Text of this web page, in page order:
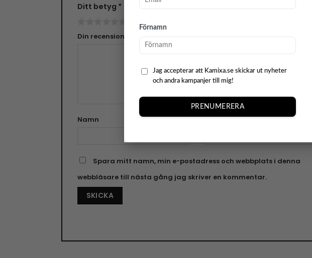
Förnamn
Jag accepterar att Kamixa.se skickar ut nyheter
och andra kampanjer till mig!
PRENUMERERA
Ditt betyg *
Din recension
Namn E-post
Spara mitt namn, min e-postadress och webbplats i denna
webbläsare till nästa gång jag skriver en kommentar.